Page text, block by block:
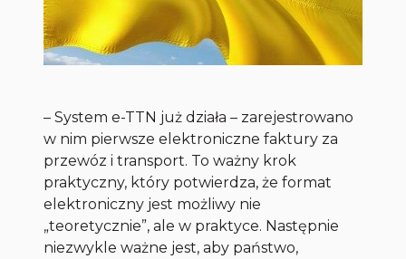
– System e-TTN już działa – zarejestrowano
w nim pierwsze elektroniczne faktury za
przewóz i transport. To ważny krok
praktyczny, który potwierdza, że format
elektroniczny jest możliwy nie
„teoretycznie”, ale w praktyce. Następnie
niezwykle ważne jest, aby państwo,